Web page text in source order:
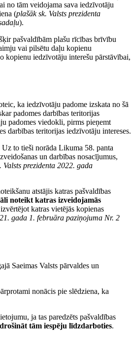
no tām veidojama sava iedzīvotāju
(plašāk sk. Valsts prezidenta
).
pašvaldībām plašu rīcības brīvību
vai pilsētu daļu kopienu
kopienu iedzīvotāju interešu pārstāvībai,
ka iedzīvotāju padome izskata no šā
padomes darbības teritorijas
padomes viedokli, pirms pieņemt
darbības teritorijas iedzīvotāju intereses.
Uz to tieši norāda Likuma 58. panta
un darbības nosacījumus,
Valsts prezidenta 2022. gada
atstājis katras pašvaldības
noteikt katras izveidojamās
katras vietējās kopienas
gada 1. februāra paziņojuma Nr. 2
Saeimas Valsts pārvaldes un
nonācis pie slēdziena, ka
ja tas paredzēts pašvaldības
tām iespēju līdzdarboties.